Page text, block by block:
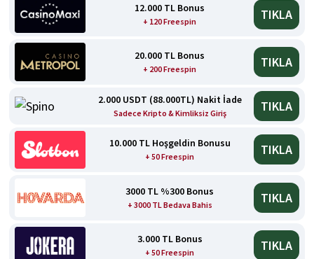
12.000 TL Bonus
+ 120 Freespin TIKLA
20.000 TL Bonus
+ 200 Freespin TIKLA
2.000 USDT (88.000TL) Nakit İade
Sadece Kripto & Kimliksiz Giriş TIKLA
10.000 TL Hoşgeldin Bonusu
+ 50 Freespin TIKLA
3000 TL %300 Bonus
+ 3000 TL Bedava Bahis TIKLA
3.000 TL Bonus
+ 50 Freespin TIKLA